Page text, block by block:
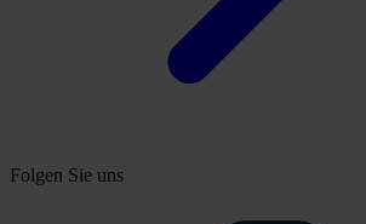
Folgen Sie uns